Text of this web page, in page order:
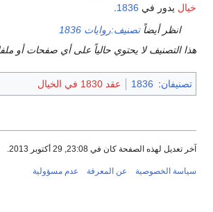
خيال يدور في 1836
انظر أيضاًتصنيف:روايات 1836
هذا التصنيف لا يحتوي حالياً على أي صفحات أو
تصنيفان:
1836 عقد 1830 في الخيال
آخر تعديل لهذه الصفحة كان في 23:08, 29 أكتوبر 2013.
سياسة الخصوصية عن المعرفة عدم مسؤولية